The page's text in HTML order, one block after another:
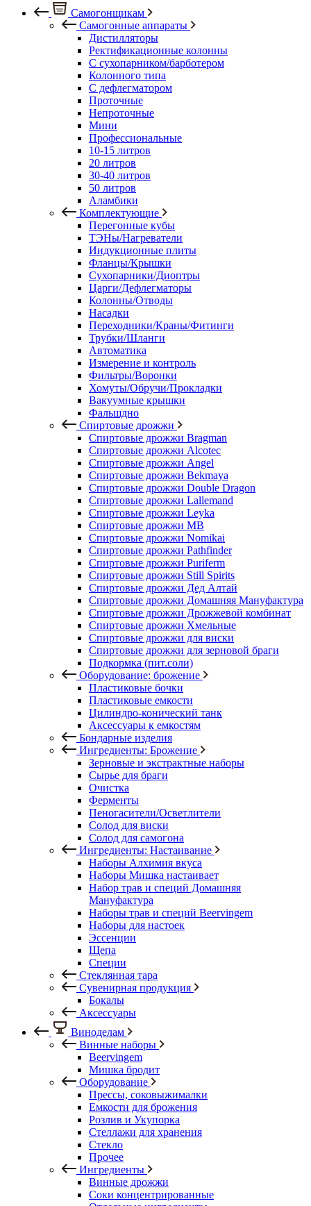
Самогонщикам
Самогонные аппараты
Дистилляторы
Ректификационные колонны
С сухопарником/барботером
Колонного типа
С дефлегматором
Проточные
Непроточные
Мини
Профессиональные
10-15 литров
20 литров
30-40 литров
50 литров
Аламбики
Комплектующие
Перегонные кубы
ТЭНы/Нагреватели
Индукционные плиты
Фланцы/Крышки
Сухопарники/Диоптры
Царги/Дефлегматоры
Колонны/Отводы
Насадки
Переходники/Краны/Фитинги
Трубки/Шланги
Автоматика
Измерение и контроль
Фильтры/Воронки
Хомуты/Обручи/Прокладки
Вакуумные крышки
Фальшдно
Спиртовые дрожжи
Спиртовые дрожжи Bragman
Спиртовые дрожжи Alcotec
Спиртовые дрожжи Angel
Спиртовые дрожжи Bekmaya
Спиртовые дрожжи Double Dragon
Спиртовые дрожжи Lallemand
Спиртовые дрожжи Leyka
Спиртовые дрожжи MB
Спиртовые дрожжи Nomikai
Спиртовые дрожжи Pathfinder
Спиртовые дрожжи Puriferm
Спиртовые дрожжи Still Spirits
Спиртовые дрожжи Дед Алтай
Спиртовые дрожжи Домашняя Мануфактура
Спиртовые дрожжи Дрожжевой комбинат
Спиртовые дрожжи Хмельные
Спиртовые дрожжи для виски
Спиртовые дрожжи для зерновой браги
Подкормка (пит.соли)
Оборудование: брожение
Пластиковые бочки
Пластиковые емкости
Цилиндро-конический танк
Аксессуары к емкостям
Бондарные изделия
Ингредиенты: Брожение
Зерновые и экстрактные наборы
Сырье для браги
Очистка
Ферменты
Пеногасители/Осветлители
Солод для виски
Солод для самогона
Ингредиенты: Настаивание
Наборы Алхимия вкуса
Наборы Мишка настаивает
Набор трав и специй Домашняя
Мануфактура
Наборы трав и специй Beervingem
Наборы для настоек
Эссенции
Щепа
Специи
Стеклянная тара
Сувенирная продукция
Бокалы
Аксессуары
Виноделам
Винные наборы
Beervingem
Мишка бродит
Оборудование
Прессы, соковыжималки
Емкости для брожения
Розлив и Укупорка
Стеллажи для хранения
Стекло
Прочее
Ингредиенты
Винные дрожжи
Соки концентрированные